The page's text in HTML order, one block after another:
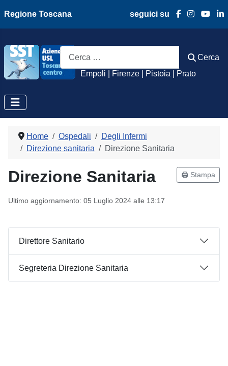
Regione Toscana seguici su
Azienda Usl
Empoli | Firenze | Pistoia | Prato
Cerca
Cerca
Home Ospedali
Degli Infermi
Direzione sanitaria
Direzione Sanitaria
Direzione Sanitaria
Ultimo aggiornamento: 05 Luglio 2024 alle 13:17
🖨️ Stampa
Direttore Sanitario
Segreteria Direzione Sanitaria